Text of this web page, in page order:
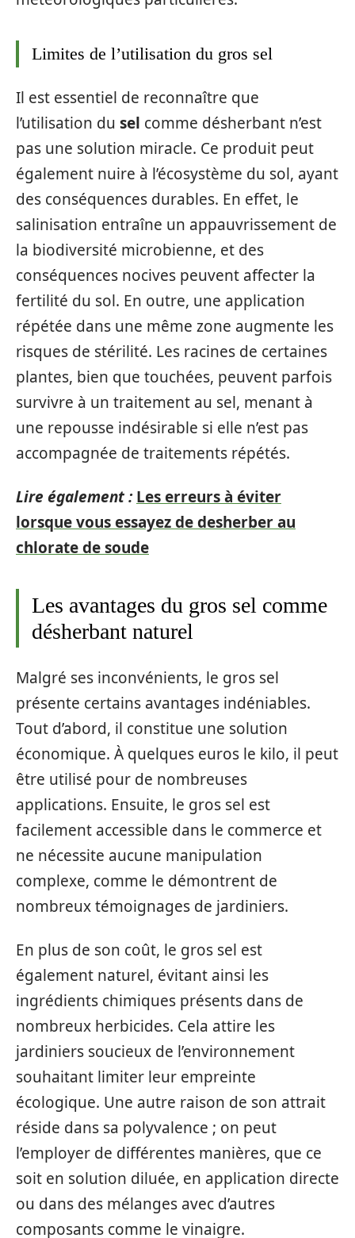
Limites de l’utilisation du gros sel
Il est essentiel de reconnaître que
l’utilisation du sel comme désherbant n’est
pas une solution miracle. Ce produit peut
également nuire à l’écosystème du sol, ayant
des conséquences durables. En effet, le
salinisation entraîne un appauvrissement de
la biodiversité microbienne, et des
conséquences nocives peuvent affecter la
fertilité du sol. En outre, une application
répétée dans une même zone augmente les
risques de stérilité. Les racines de certaines
plantes, bien que touchées, peuvent parfois
survivre à un traitement au sel, menant à
une repousse indésirable si elle n’est pas
accompagnée de traitements répétés.
Lire également : Les erreurs à éviter
lorsque vous essayez de desherber au
chlorate de soude
Les avantages du gros sel comme
désherbant naturel
Malgré ses inconvénients, le gros sel
présente certains avantages indéniables.
Tout d’abord, il constitue une solution
économique. À quelques euros le kilo, il peut
être utilisé pour de nombreuses
applications. Ensuite, le gros sel est
facilement accessible dans le commerce et
ne nécessite aucune manipulation
complexe, comme le démontrent de
nombreux témoignages de jardiniers.
En plus de son coût, le gros sel est
également naturel, évitant ainsi les
ingrédients chimiques présents dans de
nombreux herbicides. Cela attire les
jardiniers soucieux de l’environnement
souhaitant limiter leur empreinte
écologique. Une autre raison de son attrait
réside dans sa polyvalence ; on peut
l’employer de différentes manières, que ce
soit en solution diluée, en application directe
ou dans des mélanges avec d’autres
composants comme le vinaigre.